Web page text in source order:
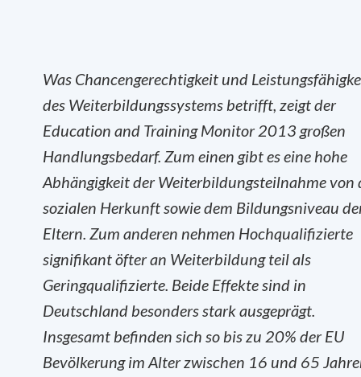
Was Chancengerechtigkeit und
des Weiterbildungssystems betrifft, zeigt der
Education and Training Monitor 2013 großen
Handlungsbedarf. Zum einen gibt es eine hohe
Abhängigkeit der Weiterbildungsteilnahme von
sozialen Herkunft sowie dem Bildungsniveau
Eltern. Zum anderen nehmen Hochqualifizierte
signifikant öfter an Weiterbildung teil als
Geringqualifizierte. Beide Effekte sind in
Deutschland besonders stark ausgeprägt.
Insgesamt befinden sich so bis zu 20% der EU
Bevölkerung im Alter zwischen 16 und 65